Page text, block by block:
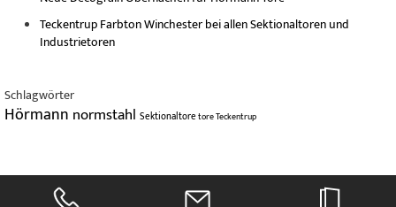
Teckentrup Farbton Winchester bei allen Sektionaltoren und
Industrietoren
Schlagwörter
Hörmann normstahl SektionaltoretoreTeckentrup